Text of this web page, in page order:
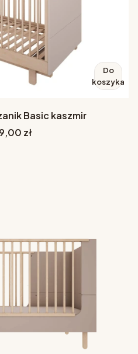
Do
koszyka
Basic kaszmir
zł